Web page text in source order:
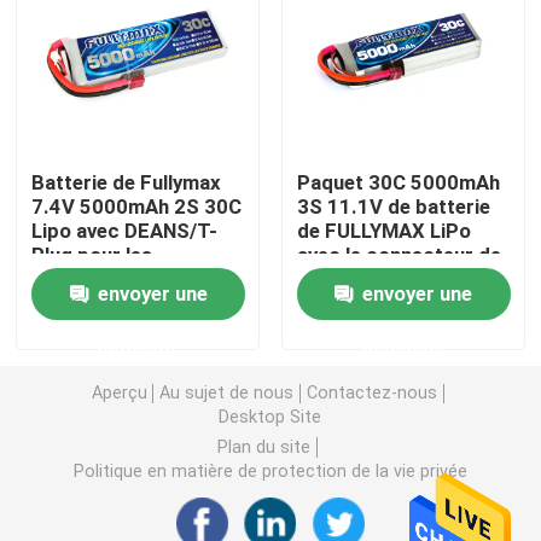
Batterie privée de bourdon d'amateur
Modèle Battery de RC
Batterie de course Lipo
Batterie de voiture RC
batterie de jouets
Batterie de Fullymax
7.4V 5000mAh 2S 30C
Lipo avec DEANS/T-
Plug pour les
hélicoptères nitro de
Rc de voitures de RC
envoyer une
Paquet 30C 5000mAh
3S 11.1V de batterie
de FULLYMAX LiPo
avec le connecteur de
doyens pour des
voitures de RC, avions
de RC, hélicoptères de
envoyer une
Aperçu Au sujet de nous
Contactez-nous
Desktop Site
Plan du site
Politique en matière de protection de la vie privée